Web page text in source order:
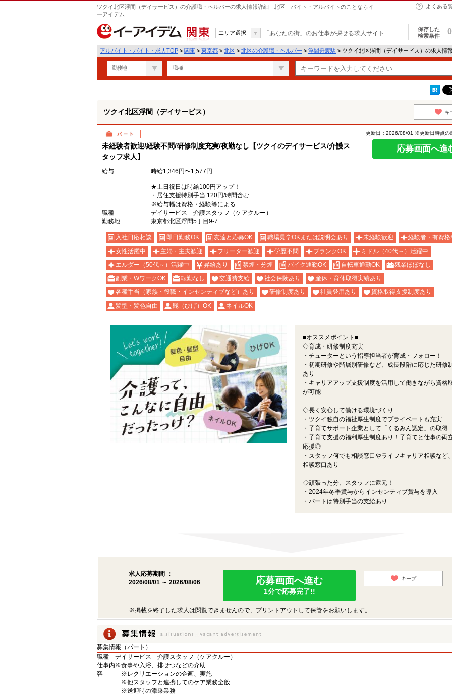
ツクイ北区浮間（デイサービス）の介護職・ヘルパーの求人情報詳細 - 北区｜バイト・アルバイトのことならイ
ーアイデム
よくある
関東
エリア選択 「あなたの街」のお仕事が探せる求人サイト
保存した
検索条件
0
アルバイト・バイト・求人TOP > 関東 > 東京都 > 北区 > 北区の介護職・ヘルパー > 浮間舟渡駅 > ツクイ北区浮間（デイサービス）の求人情
勤務地 職種
ツクイ北区浮間（デイサービス） キ
パート
未経験者歓迎/経験不問/研修制度充実/夜勤なし【ツクイのデイサービス/介護ス
タッフ求人】
更新日：2026/08/01 ※更新日時点の
応募画面へ進
給与 時給1,346円〜1,577円
★土日祝日は時給100円アップ！
・居住支援特別手当:120円/時間含む
※給与幅は資格・経験等による
職種
デイサービス 介護スタッフ（ケアクルー）
勤務地
東京都北区浮間5丁目9-7
入社日応相談 即日勤務OK 友達と応募OK 職場見学OKまたは説明会あり 未経験歓迎
経験者・有資格
女性活躍中
主婦・主夫歓迎 フリーター歓迎 学歴不問 ブランクOK
ミドル（40代～）活躍中
エルダー（50代～）活躍中
昇給あり 禁煙・分煙 バイク通勤OK 自転車通勤OK
残業ほぼなし
副業・WワークOK
転勤なし 交通費支給 社会保険あり
産休・育休取得実績あり
各種手当（家族・役職・インセンティブなど）あり
研修制度あり 社員登用あり
資格取得支援制度あり
髪型・髪色自由
髭（ひげ）OK ネイルOK
■オススメポイント■
◇育成・研修制度充実
・チューターという指導担当者が育成・フォロー！
・初期研修や階層別研修など、成長段階に応じた研修
あり
・キャリアアップ支援制度を活用して働きながら資格
が可能
◇長く安心して働ける環境づくり
・ツクイ独自の福祉厚生制度でプライベートも充実
・子育てサポート企業として「くるみん認定」の取得
・子育て支援の福利厚生制度あり！子育てと仕事の両
応援◎
・スタッフ何でも相談窓口やライフキャリア相談など
相談窓口あり
◇頑張った分、スタッフに還元！
・2024年冬季賞与からインセンティブ賞与を導入
・パートは特別手当の支給あり
求人応募期間 ：
2026/08/01 ～ 2026/08/06
応募画面へ進む
1分で応募完了!!
キープ
※掲載を終了した求人は閲覧できませんので、プリントアウトして保管をお願いします。
募集情報（パート）
職種
デイサービス 介護スタッフ（ケアクルー）
仕事内
容
※食事や入浴、排せつなどの介助
※レクリエーションの企画、実施
※他スタッフと連携してのケア業務全般
※送迎時の添乗業務